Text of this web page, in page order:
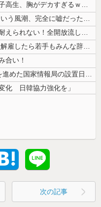
【画像】ディズニーに遊びにきた女子高生、胸がデカすぎるｗｗｗｗｗｗｗｗ...
【恐怖】 家族葬・一日葬なら安いという風潮、完全に嘘だった・・・・
中国政府「台風１３号に三峡ダムが耐えられない！全開放流しろ！」⇒ 下流...
【驚愕】 社長「役立たずの中年社員解雇したら若手もみんな辞めてしまった...
合い！
（ ´_ゝ`）中国「高市政権が法制化を進めた国家情報局の設置日が7月3...
化 日韓協力強化を」
次の記事